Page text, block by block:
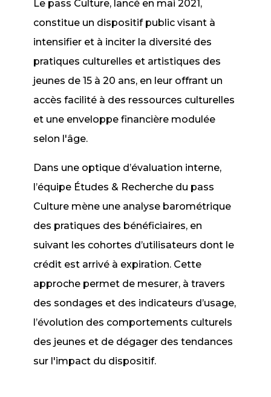
Le pass Culture, lancé en mai 2021,
constitue un dispositif public visant à
intensifier et à inciter la diversité des
pratiques culturelles et artistiques des
jeunes de 15 à 20 ans, en leur offrant un
accès facilité à des ressources culturelles
et une enveloppe financière modulée
selon l'âge.
Dans une optique d’évaluation interne,
l’équipe Études & Recherche du pass
Culture mène une analyse barométrique
des pratiques des bénéficiaires, en
suivant les cohortes d’utilisateurs dont le
crédit est arrivé à expiration. Cette
approche permet de mesurer, à travers
des sondages et des indicateurs d’usage,
l’évolution des comportements culturels
des jeunes et de dégager des tendances
sur l'impact du dispositif.